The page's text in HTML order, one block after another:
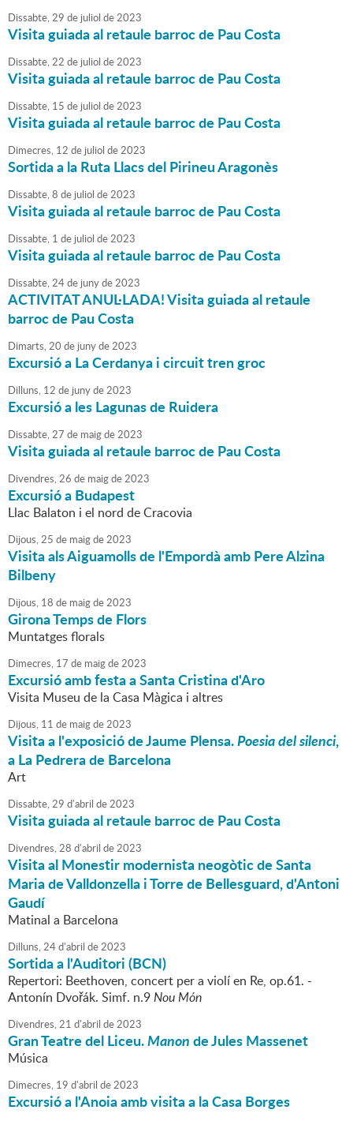
Dissabte,29 de juliol de2023
Visita guiada al retaule barroc de Pau Costa
Dissabte,22 de juliol de2023
Visita guiada al retaule barroc de Pau Costa
Dissabte, 15 de juliol de2023
Visita guiada al retaule barroc de Pau Costa
Dimecres, 12 de juliol de2023
Sortida a la Ruta Llacs del Pirineu Aragonès
Dissabte,8 de juliol de2023
Visita guiada al retaule barroc de Pau Costa
Dissabte, 1 de juliol de2023
Visita guiada al retaule barroc de Pau Costa
Dissabte,24de junyde2023
ACTIVITAT ANUL·LADA! Visita guiada al retaule
barroc de Pau Costa
Dimarts,20 de junyde2023
Excursió a La Cerdanya i circuit tren groc
Dilluns, 12 de junyde2023
Excursió a les Lagunas de Ruidera
Dissabte,27 de maigde2023
Visita guiada al retaule barroc de Pau Costa
Divendres,26 de maigde2023
Excursió a Budapest
Llac Balaton i el nord de Cracovia
Dijous,25 de maigde2023
Visita als Aiguamolls de l'Empordà amb Pere Alzina
Bilbeny
Dijous, 18 de maigde2023
Girona Temps de Flors
Muntatges florals
Dimecres, 17 de maigde2023
Excursió amb festa a Santa Cristina d'Aro
Visita Museu de la Casa Màgica i altres
Dijous, 11 de maigde2023
Visita a l'exposició de Jaume Plensa.Poesia del silenci,
a La Pedrera de Barcelona
Art
Dissabte,29 d'abril de2023
Visita guiada al retaule barroc de Pau Costa
Divendres,28 d'abril de2023
Visita al Monestir modernista neogòtic de Santa
Maria de Valldonzella i Torre de Bellesguard, d'Antoni
Gaudí
Matinal a Barcelona
Dilluns,24d'abril de2023
Sortida a l'Auditori (BCN)
Repertori: Beethoven, concert per a violí en Re, op.61. -
Antonín Dvořák. Simf. n.9Nou Món
Divendres,21 d'abril de2023
Gran Teatre del Liceu.Manonde Jules Massenet
Música
Dimecres, 19 d'abril de2023
Excursió a l'Anoia amb visita a la Casa Borges